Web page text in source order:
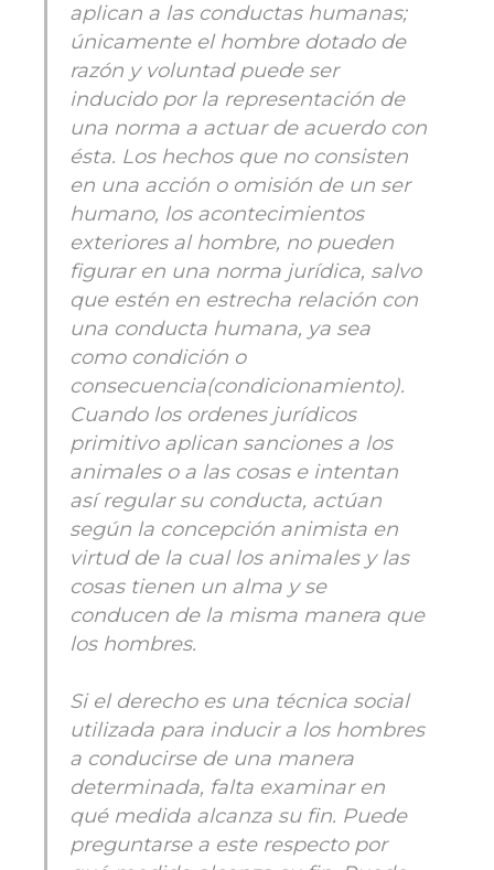
aplican a las conductas humanas;
únicamente el hombre dotado de
razón y voluntad puede ser
inducido por la representación de
una norma a actuar de acuerdo con
ésta. Los hechos que no consisten
en una acción o omisión de un ser
humano, los acontecimientos
exteriores al hombre, no pueden
figurar en una norma jurídica, salvo
que estén en estrecha relación con
una conducta humana, ya sea
como condición o
consecuencia(condicionamiento).
Cuando los ordenes jurídicos
primitivo aplican sanciones a los
animales o a las cosas e intentan
así regular su conducta, actúan
según la concepción animista en
virtud de la cual los animales y las
cosas tienen un alma y se
conducen de la misma manera que
los hombres.
Si el derecho es una técnica social
utilizada para inducir a los hombres
a conducirse de una manera
determinada, falta examinar en
qué medida alcanza su fin. Puede
preguntarse a este respecto por